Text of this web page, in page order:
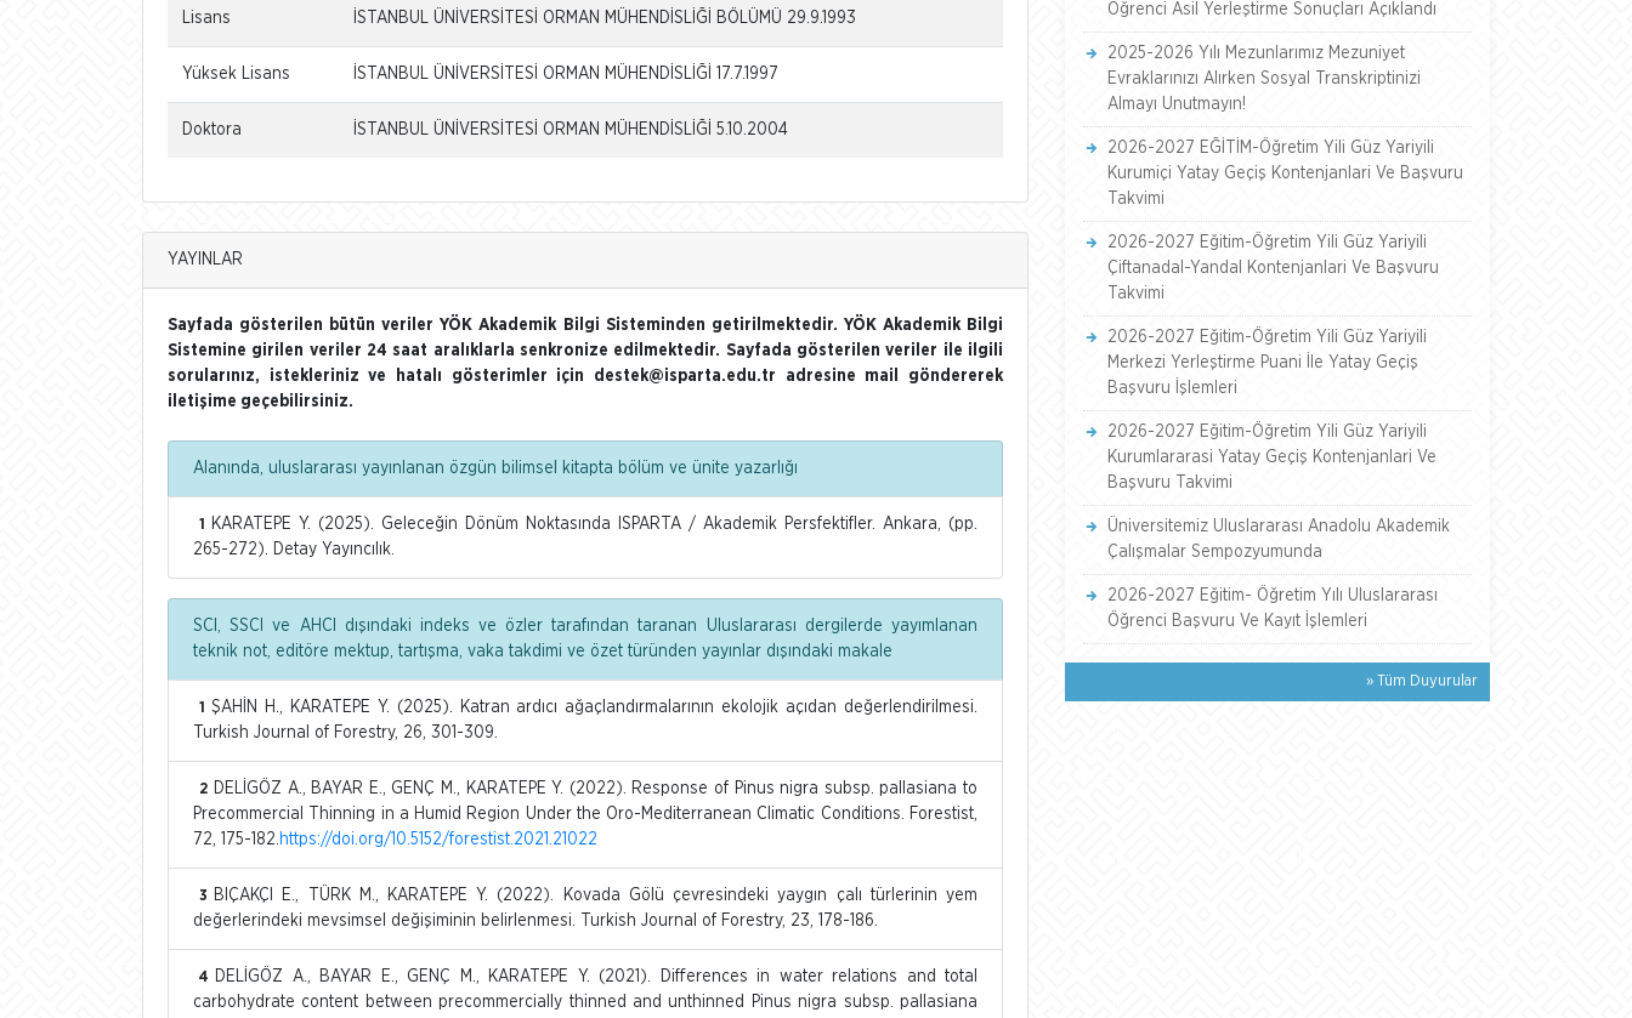
Lisans İSTANBUL ÜNİVERSİTESİ ORMAN MÜHENDİSLİĞİ BÖLÜMÜ 29.9.1993
Yüksek Lisans İSTANBUL ÜNİVERSİTESİ ORMAN MÜHENDİSLİĞİ 17.7.1997
Doktora İSTANBUL ÜNİVERSİTESİ ORMAN MÜHENDİSLİĞİ 5.10.2004
YAYINLAR
Sayfada gösterilen bütün veriler YÖK Akademik Bilgi Sisteminden getirilmektedir. YÖK Akademik Bilgi
Sistemine girilen veriler 24 saat aralıklarla senkronize edilmektedir. Sayfada gösterilen veriler ile ilgili
sorularınız, istekleriniz ve hatalı gösterimler için destek@isparta.edu.tr adresine mail göndererek
iletişime geçebilirsiniz.
Alanında, uluslararası yayınlanan özgün bilimsel kitapta bölüm ve ünite yazarlığı
1
KARATEPE Y. (2025). Geleceğin Dönüm Noktasında ISPARTA / Akademik Persfektifler. Ankara, (pp.
265-272). Detay Yayıncılık.
SCI, SSCI ve AHCI dışındaki indeks ve özler tarafından taranan Uluslararası dergilerde yayımlanan
teknik not, editöre mektup, tartışma, vaka takdimi ve özet türünden yayınlar dışındaki makale
1
ŞAHİN H., KARATEPE Y. (2025). Katran ardıcı ağaçlandırmalarının ekolojik açıdan değerlendirilmesi.
Turkish Journal of Forestry, 26, 301-309.
2 DELİGÖZ A., BAYAR E., GENÇ M., KARATEPE Y. (2022). Response of Pinus nigra subsp. pallasiana to
Precommercial Thinning in a Humid Region Under the Oro-Mediterranean Climatic Conditions. Forestist,
72, 175-182. https://doi.org/10.5152/forestist.2021.21022
3
BIÇAKÇI E., TÜRK M., KARATEPE Y. (2022). Kovada Gölü çevresindeki yaygın çalı türlerinin yem
değerlerindeki mevsimsel değişiminin belirlenmesi. Turkish Journal of Forestry, 23, 178-186.
4
DELİGÖZ A., BAYAR E., GENÇ M., KARATEPE Y. (2021). Differences in water relations and total
carbohydrate content between precommercially thinned and unthinned Pinus nigra subsp. pallasiana
Öğrenci Asil Yerleştirme Sonuçları Açıklandı
2025-2026 Yılı Mezunlarımız Mezuniyet
Evraklarınızı Alırken Sosyal Transkriptinizi
Almayı Unutmayın!
2026-2027 EĞİTİM-Öğretim Yili Güz Yariyili
Kurumiçi Yatay Geçiş Kontenjanlari Ve Başvuru
Takvimi
2026-2027 Eğitim-Öğretim Yili Güz Yariyili
Çiftanadal-Yandal Kontenjanlari Ve Başvuru
Takvimi
2026-2027 Eğitim-Öğretim Yili Güz Yariyili
Merkezi Yerleştirme Puani İle Yatay Geçiş
Başvuru İşlemleri
2026-2027 Eğitim-Öğretim Yili Güz Yariyili
Kurumlararasi Yatay Geçiş Kontenjanlari Ve
Başvuru Takvimi
Üniversitemiz Uluslararası Anadolu Akademik
Çalışmalar Sempozyumunda
2026-2027 Eğitim- Öğretim Yılı Uluslararası
Öğrenci Başvuru Ve Kayıt İşlemleri
» Tüm Duyurular